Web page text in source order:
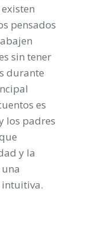
pensados
sin tener
durante
es
los padres
y la
intuitiva.